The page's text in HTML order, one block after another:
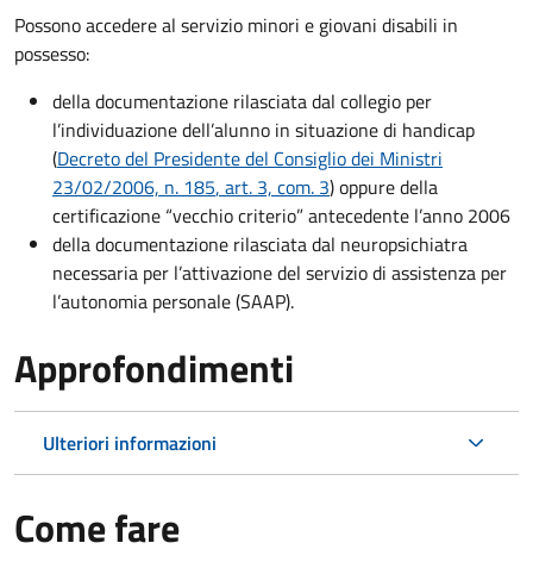
Possono accedere al servizio minori e giovani disabili in
possesso:
della documentazione rilasciata dal collegio per
l’individuazione dell’alunno in situazione di handicap
(Decreto del Presidente del Consiglio dei Ministri
23/02/2006, n. 185, art. 3, com. 3) oppure della
certificazione “vecchio criterio” antecedente l’anno 2006
della documentazione rilasciata dal neuropsichiatra
necessaria per l’attivazione del servizio di assistenza per
l’autonomia personale (SAAP).
Approfondimenti
Ulteriori informazioni
Come fare